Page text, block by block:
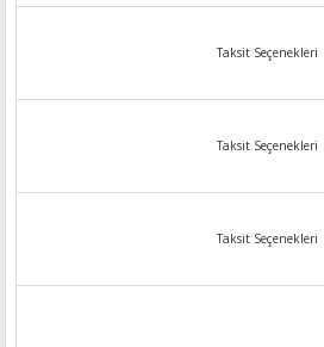
Taksit Seçenekleri
Taksit Seçenekleri
Taksit Seçenekleri